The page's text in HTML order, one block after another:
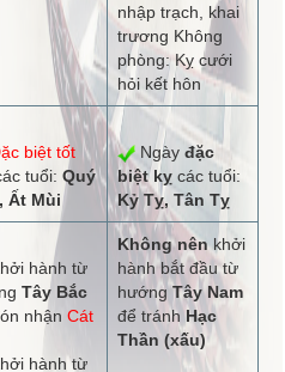
nhập trạch, khai
trương Không
phòng: Kỵ cưới
hỏi kết hôn
biệt tốt
tuổi: Quý
Ất Mùi
Ngày đặc
biệt kỵcác tuổi:
Kỷ Tỵ, Tân Tỵ
hành từ
Tây Bắc
nhận Cát
hành từ
Không nênkhởi
hành bắt đầu từ
hướngTây Nam
để tránh Hạc
Thần (xấu)